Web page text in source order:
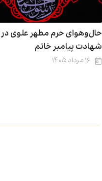
حال‌وهوای حرم مطهر علوی در
شهادت پیامبر خاتم
۱۶ مرداد ۱۴۰۵